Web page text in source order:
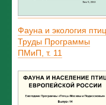
Фауна и экология птиц.
Труды Программы
ПМиП, т. 11